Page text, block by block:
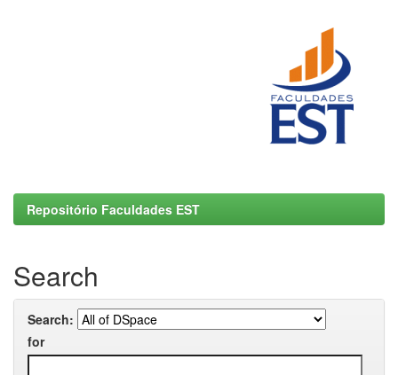
Repositório Faculdades EST
Search
Search:
for